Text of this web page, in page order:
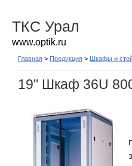
ТКС Урал
www.optik.ru
Главная > Продукция > Шкафы и
19" Шкаф 36U